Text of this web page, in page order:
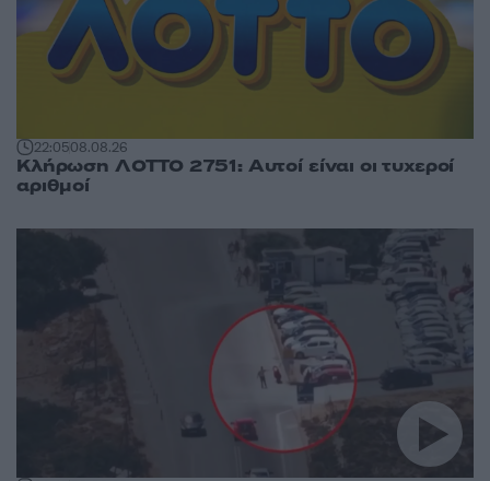
22:0508.08.26
Κλήρωση ΛΟΤΤΟ 2751: Αυτοί είναι οι τυχεροί
αριθμοί